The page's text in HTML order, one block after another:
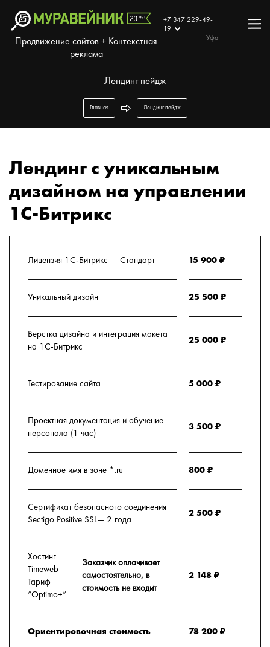
Продвижение сайтов + Контекстная
реклама
+7 347 229-49-
19
Уфа
Лендинг пейдж
Главная Лендинг пейдж
Лендинг с уникальным
дизайном на управлении
1С-Битрикс
Лицензия 1C-Битрикс — Стандарт 15 900 ₽
Уникальный дизайн 25 500 ₽
Верстка дизайна и интеграция макета
на 1C-Битрикс
25 000 ₽
Тестирование сайта 5 000 ₽
Проектная документация и обучение
персонала (1 час)
3 500 ₽
Доменное имя в зоне *.ru 800 ₽
Сертификат безопасного соединения
Sectigo Positive SSL— 2 года
2 500 ₽
Хостинг
Timeweb
Тариф
“Optimo+”
Заказчик оплачивает
самостоятельно, в
стоимость не входит
2 148 ₽
Ориентировочная стоимость 78 200 ₽